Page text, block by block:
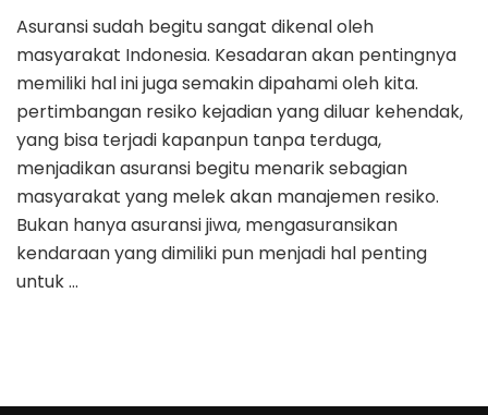
Asuransi sudah begitu sangat dikenal oleh
masyarakat Indonesia. Kesadaran akan pentingnya
memiliki hal ini juga semakin dipahami oleh kita.
pertimbangan resiko kejadian yang diluar kehendak,
yang bisa terjadi kapanpun tanpa terduga,
menjadikan asuransi begitu menarik sebagian
masyarakat yang melek akan manajemen resiko.
Bukan hanya asuransi jiwa, mengasuransikan
kendaraan yang dimiliki pun menjadi hal penting
untuk …